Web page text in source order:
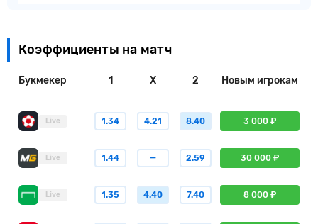
Коэффициенты на матч
Букмекер 1 X 2 Новым игрокам
Live 1.34 4.21 8.40 3 000 ₽
Live 1.44 — 2.59 30 000 ₽
Live 1.35 4.40 7.40 8 000 ₽